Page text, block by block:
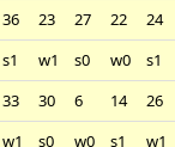
36 23 27 22
24
s1 w1 s0 w0
s1
33 30 6 14
26
w1 s0 w0 s1 w1